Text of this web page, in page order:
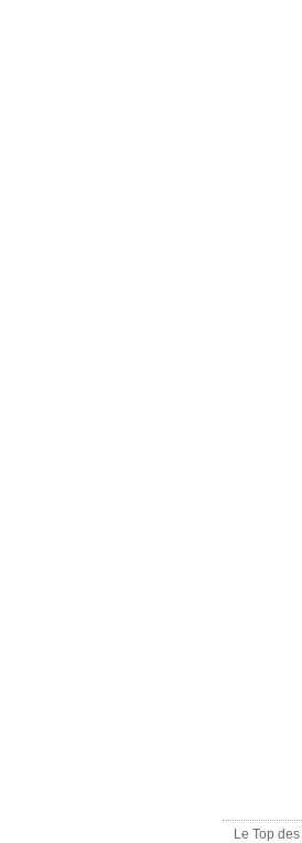
Le Top des